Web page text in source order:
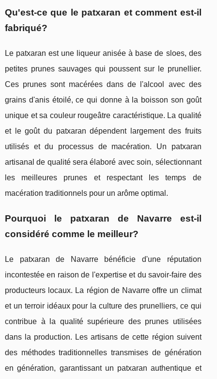
Qu'est-ce que le patxaran et comment est-il
fabriqué?
Le patxaran est une liqueur anisée à base de sloes, des
petites prunes sauvages qui poussent sur le prunellier.
Ces prunes sont macérées dans de l'alcool avec des
grains d'anis étoilé, ce qui donne à la boisson son goût
unique et sa couleur rougeâtre caractéristique. La qualité
et le goût du patxaran dépendent largement des fruits
utilisés et du processus de macération. Un patxaran
artisanal de qualité sera élaboré avec soin, sélectionnant
les meilleures prunes et respectant les temps de
macération traditionnels pour un arôme optimal.
Pourquoi le patxaran de Navarre est-il
considéré comme le meilleur?
Le patxaran de Navarre bénéficie d'une réputation
incontestée en raison de l'expertise et du savoir-faire des
producteurs locaux. La région de Navarre offre un climat
et un terroir idéaux pour la culture des prunelliers, ce qui
contribue à la qualité supérieure des prunes utilisées
dans la production. Les artisans de cette région suivent
des méthodes traditionnelles transmises de génération
en génération, garantissant un patxaran authentique et